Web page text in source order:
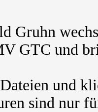
Gruhn
GTC und
und
sind nur